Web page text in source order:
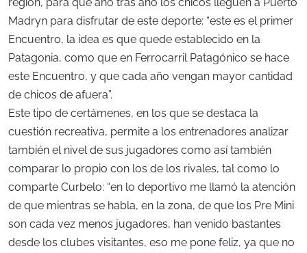
Madryn para disfrutar de este deporte: “este es el primer
Encuentro, la idea es que quede establecido en la
Patagonia, como que en Ferrocarril Patagónico se hace
este Encuentro, y que cada año vengan mayor cantidad
de chicos de afuera”.
Este tipo de certámenes, en los que se destaca la
cuestión recreativa, permite a los entrenadores analizar
también el nivel de sus jugadores como así también
comparar lo propio con los de los rivales, tal como lo
comparte Curbelo: “en lo deportivo me llamó la atención
de que mientras se habla, en la zona, de que los Pre Mini
son cada vez menos jugadores, han venido bastantes
desde los clubes visitantes, eso me pone feliz, ya que no